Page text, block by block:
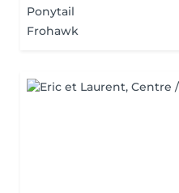
Ponytail
Frohawk